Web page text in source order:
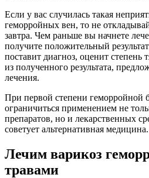
Если у вас случилась такая
геморройных вен, то не
завтра. Чем раньше вы начнете
получите положительный
поставит диагноз, оценит степень
из полученного результата,
лечения.
При первой степени геморройной
ограничиться применением не
препаратов, но и лекарственных
советует альтернативная медицина.
Лечим варикоз
травами